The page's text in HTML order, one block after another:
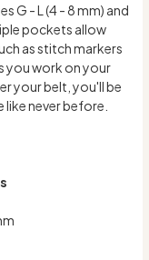
G - L (4 - 8 mm) and
pockets allow
as stitch markers
you work on your
your belt, you'll be
never before.